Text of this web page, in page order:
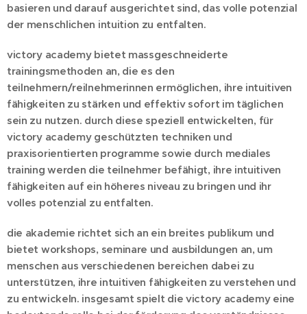
basieren und darauf ausgerichtet sind, das volle potenzial
der menschlichen intuition zu entfalten.
victory academy bietet massgeschneiderte
trainingsmethoden an, die es den
teilnehmern/reilnehmerinnen ermöglichen, ihre intuitiven
fähigkeiten zu stärken und effektiv sofort im täglichen
sein zu nutzen. durch diese speziell entwickelten, für
victory academy geschützten techniken und
praxisorientierten programme sowie durch mediales
training werden die teilnehmer befähigt, ihre intuitiven
fähigkeiten auf ein höheres niveau zu bringen und ihr
volles potenzial zu entfalten.
die akademie richtet sich an ein breites publikum und
bietet workshops, seminare und ausbildungen an, um
menschen aus verschiedenen bereichen dabei zu
unterstützen, ihre intuitiven fähigkeiten zu verstehen und
zu entwickeln. insgesamt spielt die victory academy eine